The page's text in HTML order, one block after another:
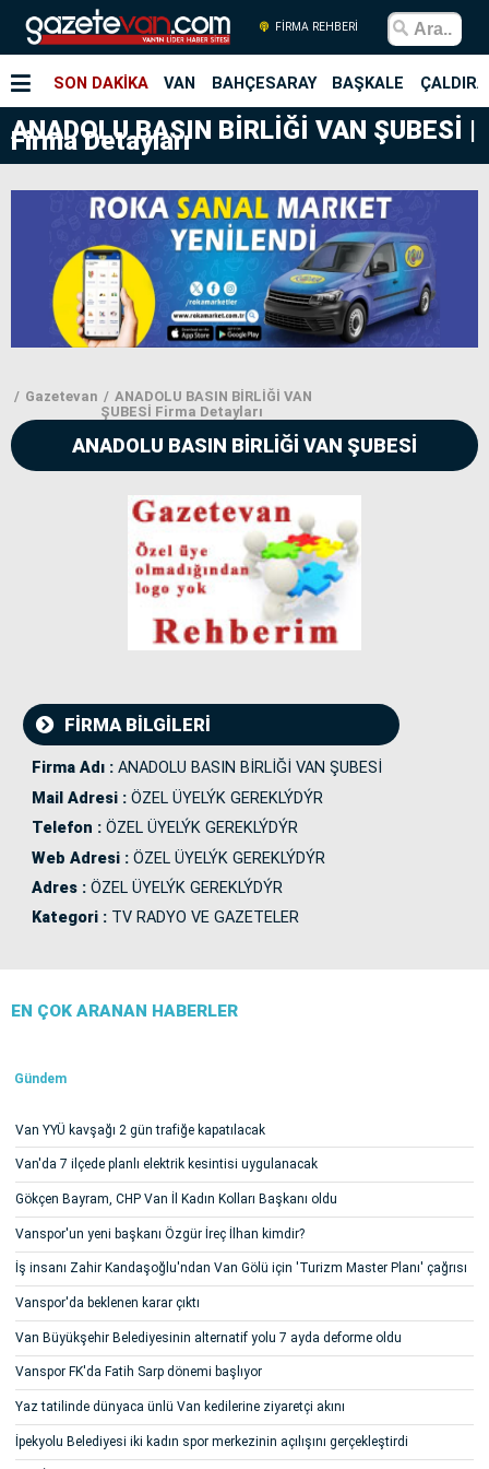
FİRMA REHBERİ
SON DAKİKA VAN BAHÇESARAY BAŞKALE
ANADOLU BASIN BİRLİĞİ VAN ŞUBESİ |
Firma Detayları
Gazetevan
ANADOLU BASIN BİRLİĞİ VAN
ŞUBESİ Firma Detayları
ANADOLU BASIN BİRLİĞİ VAN ŞUBESİ
FİRMA BİLGİLERİ
Firma Adı : ANADOLU BASIN BİRLİĞİ VAN ŞUBESİ
Mail Adresi : ÖZEL ÜYELÝK GEREKLÝDÝR
Telefon : ÖZEL ÜYELÝK GEREKLÝDÝR
Web Adresi : ÖZEL ÜYELÝK GEREKLÝDÝR
Adres : ÖZEL ÜYELÝK GEREKLÝDÝR
Kategori : TV RADYO VE GAZETELER
EN ÇOK ARANAN HABERLER
Gündem
Van YYÜ kavşağı 2 gün trafiğe kapatılacak
Van'da 7 ilçede planlı elektrik kesintisi uygulanacak
Gökçen Bayram, CHP Van İl Kadın Kolları Başkanı oldu
Vanspor'un yeni başkanı Özgür İreç İlhan kimdir?
İş insanı Zahir Kandaşoğlu'ndan Van Gölü için 'Turizm Master Planı' çağrısı
Vanspor'da beklenen karar çıktı
Van Büyükşehir Belediyesinin alternatif yolu 7 ayda deforme oldu
Vanspor FK'da Fatih Sarp dönemi başlıyor
Yaz tatilinde dünyaca ünlü Van kedilerine ziyaretçi akını
İpekyolu Belediyesi iki kadın spor merkezinin açılışını gerçekleştirdi